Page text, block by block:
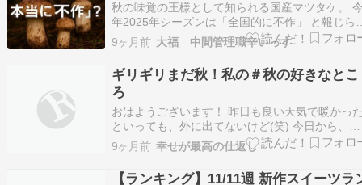
秋の味覚の王様として知られる国産マツタケ。
年2025年シーズンは「全国的に不作」 と報じら
ています。 本記事では、最新データ・産地の状
況・原因分析・今後の見通しを、SEOを意識して
整理しました。 マツタケの生育事情を知り、購
やギフト利用・料理のタイミングを逃さないため
の…
9ヶ月前 大福 中間管理職辛いっす
ギリギリまだ秋！私の＃秋の好きなとこ
ろ
おはようございます！ 昨日も良い天気で暖かっ
といっても、外に出てないけど(笑) 今日から、気
温は高くないけど 晴れが続きそう もう、11月も
旬を過ぎているから秋ではない？？ って思った
ど 調べてみたら9/1～11/30まで秋らしい ギリギ
9ヶ月前 幸せが最高の仕返し
【ランキング】11/11週 新作スイーツラ